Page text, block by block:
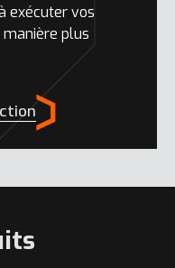
exécuter vos
plus